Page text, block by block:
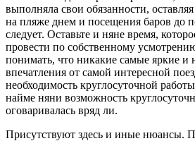
выполняла свои обязанности,
на пляже днем и посещения баров до
следует. Оставьте и няне время,
провести по собственному
понимать, что никакие самые яркие и
впечатления от самой интересной
необходимость круглосуточной
найме няни возможность
оговаривалась вряд ли.
​Присутствуют здесь и иные нюансы.